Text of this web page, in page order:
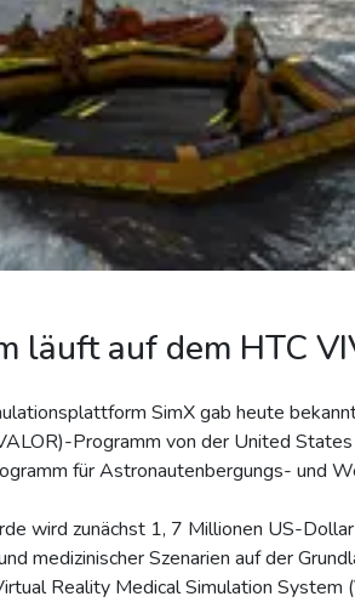
läuft auf dem HTC
SimX gab heute
Programm von der United
für Astronautenbergungs- und
wird zunächst 1, 7 Millionen US-
medizinischer Szenarien auf der
Reality Medical Simulation